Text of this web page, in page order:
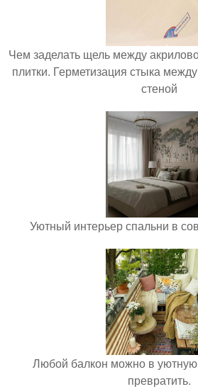
Чем заделать щель между
плитки. Герметизация стыка
стеной
Уютный интерьер спальни в
Любой балкон можно в
превратить.